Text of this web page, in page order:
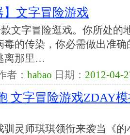
】文字冒险游戏
文字冒险逛戏。你所处的
毒的传染，你必需做出准
离那里…
者： habao 日期： 2012-04-
文字冒险游戏ZDAY
驯灵师琪琪领衔来袭当《